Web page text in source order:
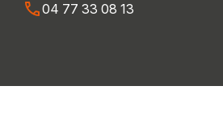
04 77 33 08 13